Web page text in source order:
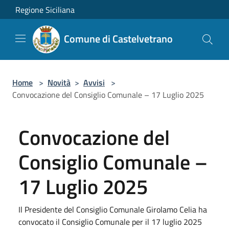
Salta al contenuto principale
Regione Siciliana
Comune di Castelvetrano
Home > Novità > Avvisi >
Convocazione del Consiglio Comunale – 17 Luglio 2025
Convocazione del
Consiglio Comunale –
17 Luglio 2025
Il Presidente del Consiglio Comunale Girolamo Celia ha
convocato il Consiglio Comunale per il 17 luglio 2025